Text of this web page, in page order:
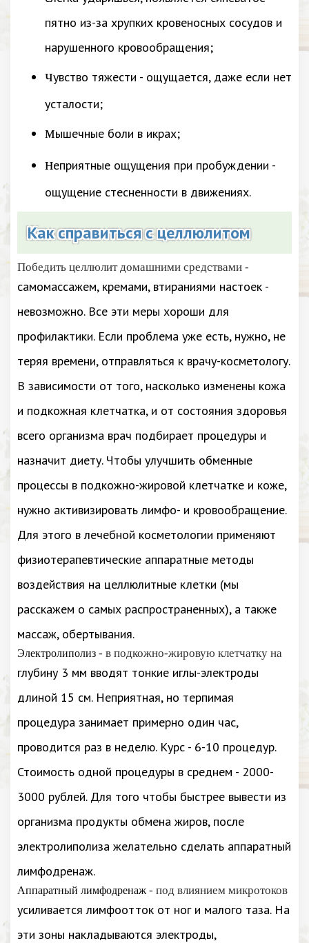
пятно из-за хрупких кровеносных сосудов и
нарушенного кровообращения;
чувство тяжести - ощущается, даже если нет
усталости;
мышечные боли в икрах;
неприятные ощущения при пробуждении -
ощущение стесненности в движениях.
Как справиться с целлюлитом
Победить целлюлит домашними средствами -
самомассажем, кремами, втираниями настоек -
невозможно. Все эти меры хороши для
профилактики. Если проблема уже есть, нужно, не
теряя времени, отправляться к врачу-косметологу.
В зависимости от того, насколько изменены кожа
и подкожная клетчатка, и от состояния здоровья
всего организма врач подбирает процедуры и
назначит диету. Чтобы улучшить обменные
процессы в подкожно-жировой клетчатке и коже,
нужно активизировать лимфо- и кровообращение.
Для этого в лечебной косметологии применяют
физиотерапевтические аппаратные методы
воздействия на целлюлитные клетки (мы
расскажем о самых распространенных), а также
массаж, обертывания.
Электролиполиз - в подкожно-жировую клетчатку на
глубину 3 мм вводят тонкие иглы-электроды
длиной 15 см. Неприятная, но терпимая
процедура занимает примерно один час,
проводится раз в неделю. Курс - 6-10 процедур.
Стоимость одной процедуры в среднем - 2000-
3000 рублей. Для того чтобы быстрее вывести из
организма продукты обмена жиров, после
электролиполиза желательно сделать аппаратный
лимфодренаж.
Аппаратный лимфодренаж - под влиянием микротоков
усиливается лимфоотток от ног и малого таза. На
эти зоны накладываются электроды,